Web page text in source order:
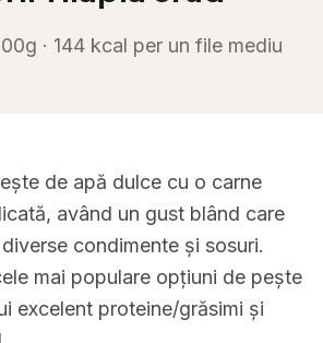
· 144kcal per un file mediu
de apă dulce cu o carne
având un gust blând care
condimente și sosuri.
mai populare opțiuni de pește
excelent proteine/grăsimi și